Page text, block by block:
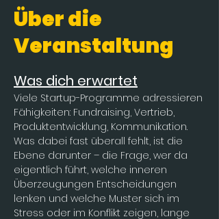
Über die
Veranstaltung
Was dich erwartet
Viele Startup-Programme adressieren
Fähigkeiten: Fundraising, Vertrieb,
Produktentwicklung, Kommunikation.
Was dabei fast überall fehlt, ist die
Ebene darunter – die Frage, wer da
eigentlich führt, welche inneren
Überzeugungen Entscheidungen
lenken und welche Muster sich im
Stress oder im Konflikt zeigen, lange